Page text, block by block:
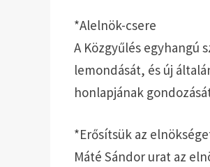
*Alelnök-csere
A Közgyűlés egyhangú
lemondását, és új
honlapjának
*Erősítsük az
Máté Sándor urat az